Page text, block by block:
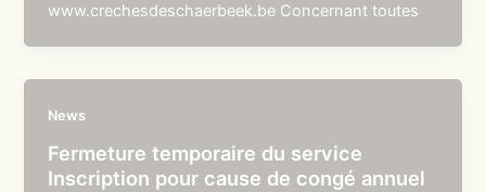
www.crechesdeschaerbeek.be Concernant toutes
News
Fermeture temporaire du service
Inscription pour cause de congé annuel